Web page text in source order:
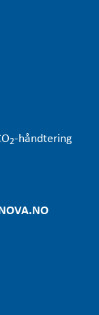
2-håndtering